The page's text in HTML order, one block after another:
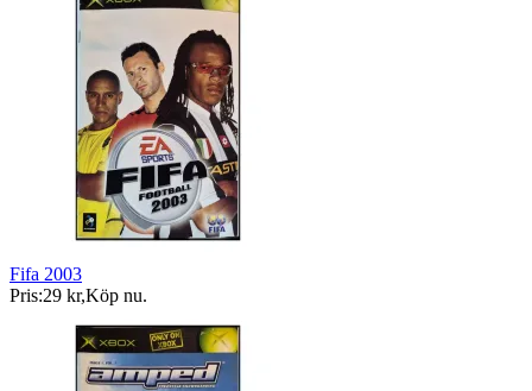
Fifa 2003
Pris:29 kr,Köp nu.